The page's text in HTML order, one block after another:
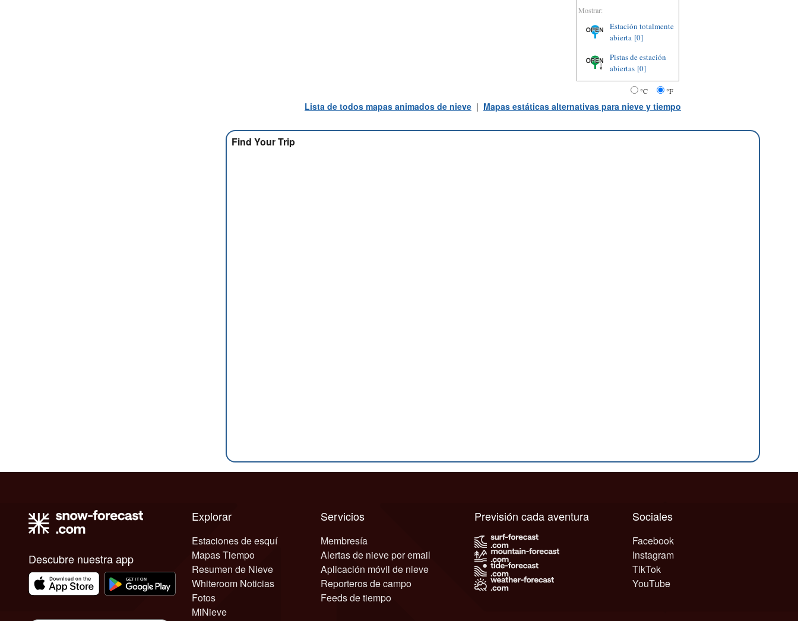
Mostrar:
Estación totalmente
abierta [0]
Pistas de estación
abiertas [0]
°C °F
Lista de todos mapas animados de nieve | Mapas estáticas alternativas para nieve y tiempo
Find Your Trip
Descubre nuestra app
Explorar
Estaciones de esquí
Mapas Tiempo
Resumen de Nieve
Whiteroom Noticias
Fotos
MiNieve
Servicios
Membresía
Alertas de nieve por email
Aplicación móvil de nieve
Reporteros de campo
Feeds de tiempo
Sociales
Facebook
Instagram
TikTok
YouTube
Previsión cada aventura